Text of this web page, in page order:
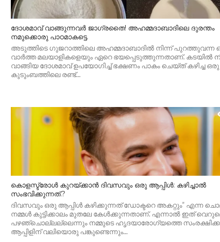
ദോശമാവ് വാങ്ങുന്നവർ ജാഗ്രതൈ! അഹമ്മദാബാദിലെ ദുരന്തം
നമുക്കൊരു പാഠമാകട്ടെ.
അടുത്തിടെ ഗുജറാത്തിലെ അഹമ്മദാബാദിൽ നിന്ന് പുറത്തുവന്ന
വാർത്ത മലയാളികളെയും ഏറെ ഭയപ്പെടുത്തുന്നതാണ്. കടയിൽ
വാങ്ങിയ ദോശമാവ് ഉപയോഗിച്ച് ഭക്ഷണം പാകം ചെയ്ത് കഴിച്ച ഒരു
കുടുംബത്തിലെ രണ്ട്...
കൊളസ്ട്രോൾ കുറയ്ക്കാൻ ദിവസവും ഒരു ആപ്പിൾ: കഴിച്ചാൽ
സംഭവിക്കുന്നത്.?
ദിവസവും ഒരു ആപ്പിൾ കഴിക്കുന്നത് ഡോക്ടറെ അകറ്റും” എന്ന
നമ്മൾ കുട്ടിക്കാലം മുതലേ കേൾക്കുന്നതാണ്. എന്നാൽ ഇത്
പഴഞ്ചൊല്ലല്ലെന്നും നമ്മുടെ ഹൃദയാരോഗ്യത്തെ
ആപ്പിളിന് വലിയൊരു പങ്കുണ്ടെന്നും...